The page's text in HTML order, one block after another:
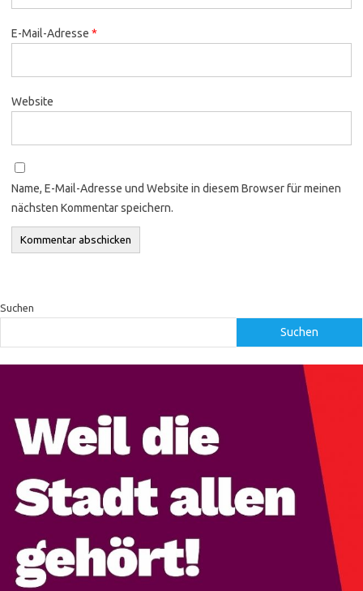
E-Mail-Adresse *
Website
Name, E-Mail-Adresse und Website in diesem Browser für meinen
nächsten Kommentar speichern.
Suchen
Suchen